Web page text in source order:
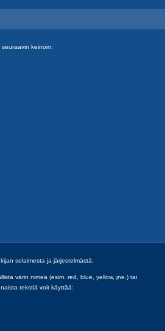
keinoin:
selaimesta ja järjestelmästä:
värin nimeä (esim. red, blue, yellow, jne.) tai
tekstiä voit käyttää: